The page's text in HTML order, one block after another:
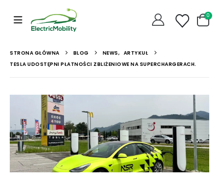
0
STRONA GŁÓWNA BLOG NEWS, ARTYKUŁ
TESLA UDOSTĘPNI PŁATNOŚCI ZBLIŻENIOWE NA SUPERCHARGERACH.